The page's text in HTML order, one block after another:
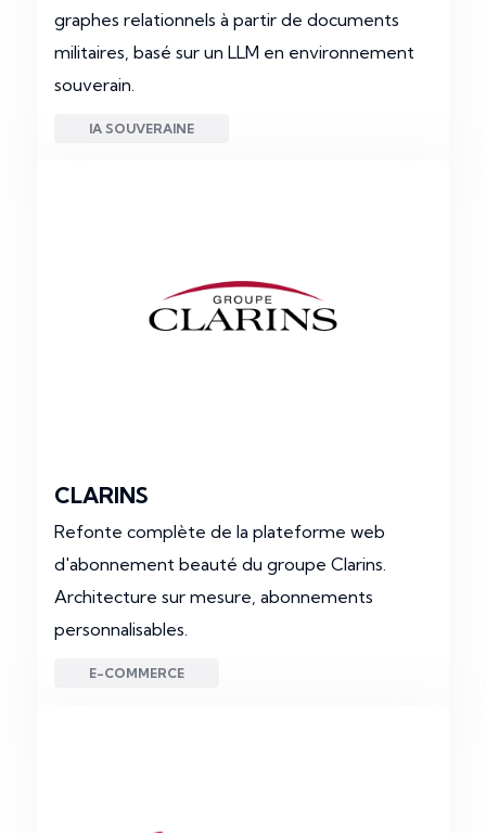
graphes relationnels à partir de documents
militaires, basé sur un LLM en environnement
souverain.
IA SOUVERAINE
CLARINS
Refonte complète de la plateforme web
d'abonnement beauté du groupe Clarins.
Architecture sur mesure, abonnements
personnalisables.
E-COMMERCE